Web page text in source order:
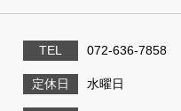
TEL 072-636-7858
定休日 水曜日